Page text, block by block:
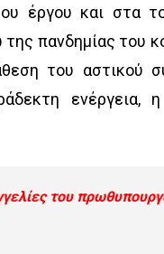
έργου και στα
της πανδημίας του
του αστικού
ενέργεια,
του